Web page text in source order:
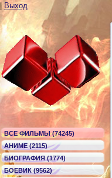
Выход
ВСЕ ФИЛЬМЫ (74245)
АНИМЕ (2115)
БИОГРАФИЯ (1774)
БОЕВИК (9562)